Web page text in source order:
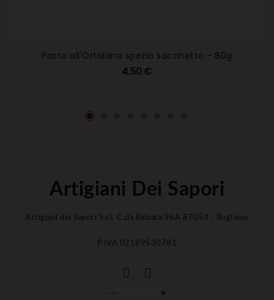
Pasta all'Ortolana spezia sacchetto - 80g
4,50 €
Artigiani Dei Sapori
Artigiani dei Sapori S.r.l. C.da Balzata 96A 87054 - Rogliano
P.IVA 02189530781